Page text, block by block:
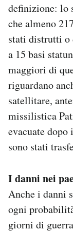
definizione: lo
che almeno
stati distrutti o
a 15 basi
maggiori di
riguardano
satellitare,
missilistica
evacuate
sono stati
I danni nei
Anche i danni
ogni
giorni di